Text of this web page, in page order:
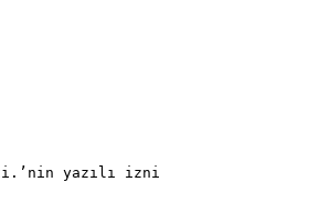
yazılı izni